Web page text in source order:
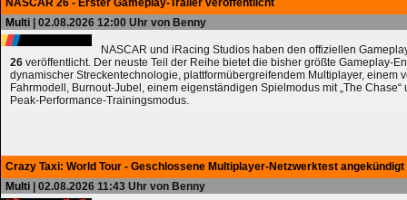
NASCAR 26 - Erster Gameplay-Trailer veröffentlicht
Multi | 02.08.2026 12:00 Uhr von Benny
NASCAR und iRacing Studios haben den offiziellen
26 veröffentlicht. Der neuste Teil der Reihe bietet die bisher größte Gameplay-
dynamischer Streckentechnologie, plattformübergreifendem Multiplayer, einem
Fahrmodell, Burnout-Jubel, einem eigenständigen Spielmodus mit „The
Peak-Performance-Trainingsmodus.
Crazy Taxi: World Tour - Geschlossene Multiplayer-Netzwerktest angekündigt
Multi | 02.08.2026 11:43 Uhr von Benny